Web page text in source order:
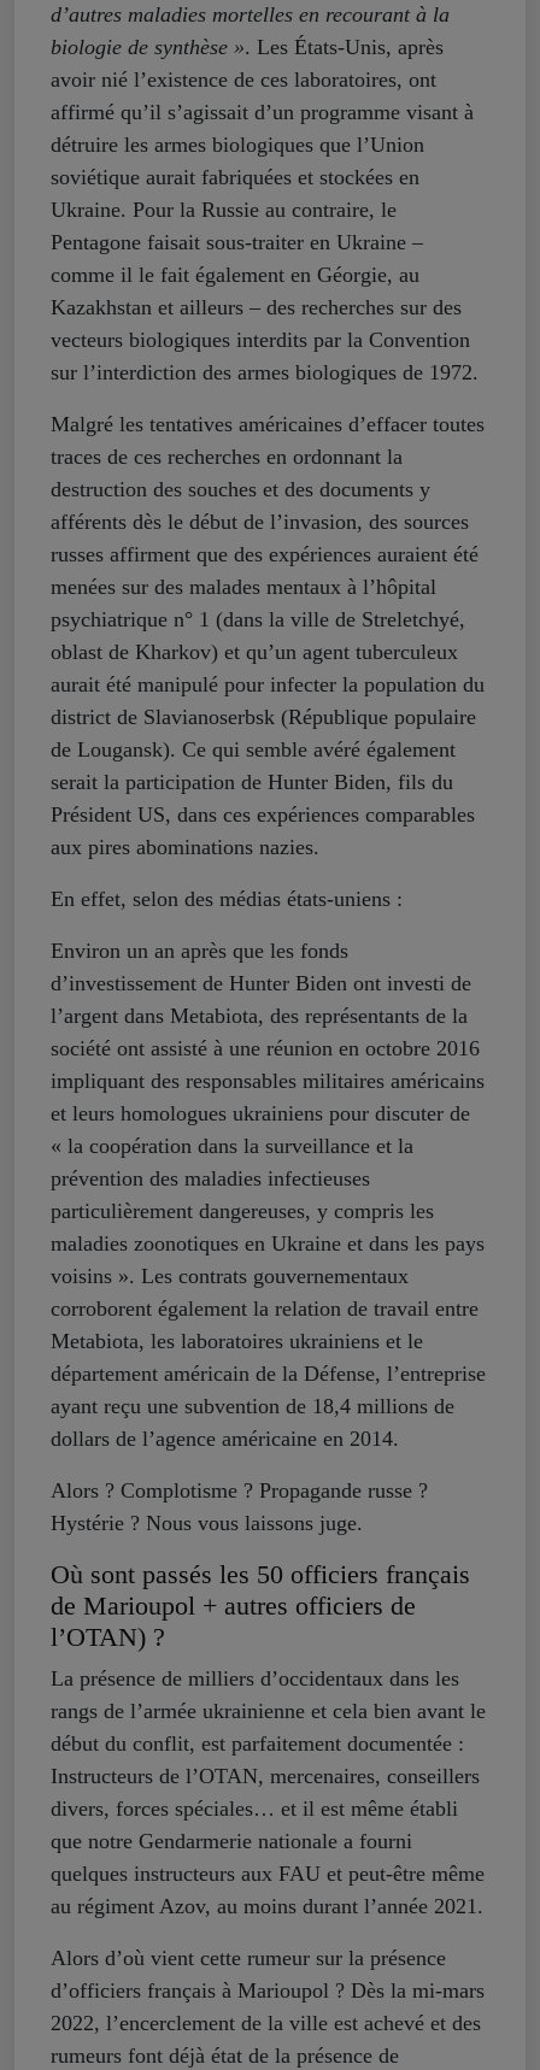
d’autres maladies mortelles en recourant à la
biologie de synthèse ». Les États-Unis, après
avoir nié l’existence de ces laboratoires, ont
affirmé qu’il s’agissait d’un programme visant à
détruire les armes biologiques que l’Union
soviétique aurait fabriquées et stockées en
Ukraine. Pour la Russie au contraire, le
Pentagone faisait sous-traiter en Ukraine –
comme il le fait également en Géorgie, au
Kazakhstan et ailleurs – des recherches sur des
vecteurs biologiques interdits par la Convention
sur l’interdiction des armes biologiques de 1972.
Malgré les tentatives américaines d’effacer toutes
traces de ces recherches en ordonnant la
destruction des souches et des documents y
afférents dès le début de l’invasion, des sources
russes affirment que des expériences auraient été
menées sur des malades mentaux à l’hôpital
psychiatrique n° 1 (dans la ville de Streletchyé,
oblast de Kharkov) et qu’un agent tuberculeux
aurait été manipulé pour infecter la population du
district de Slavianoserbsk (République populaire
de Lougansk). Ce qui semble avéré également
serait la participation de Hunter Biden, fils du
Président US, dans ces expériences comparables
aux pires abominations nazies.
En effet, selon des médias états-uniens :
Environ un an après que les fonds
d’investissement de Hunter Biden ont investi de
l’argent dans Metabiota, des représentants de la
société ont assisté à une réunion en octobre 2016
impliquant des responsables militaires américains
et leurs homologues ukrainiens pour discuter de
« la coopération dans la surveillance et la
prévention des maladies infectieuses
particulièrement dangereuses, y compris les
maladies zoonotiques en Ukraine et dans les pays
voisins ». Les contrats gouvernementaux
corroborent également la relation de travail entre
Metabiota, les laboratoires ukrainiens et le
département américain de la Défense, l’entreprise
ayant reçu une subvention de 18,4 millions de
dollars de l’agence américaine en 2014.
Alors ? Complotisme ? Propagande russe ?
Hystérie ? Nous vous laissons juge.
Où sont passés les 50 officiers français
de Marioupol + autres officiers de
l’OTAN) ?
La présence de milliers d’occidentaux dans les
rangs de l’armée ukrainienne et cela bien avant le
début du conflit, est parfaitement documentée :
Instructeurs de l’OTAN, mercenaires, conseillers
divers, forces spéciales… et il est même établi
que notre Gendarmerie nationale a fourni
quelques instructeurs aux FAU et peut-être même
au régiment Azov, au moins durant l’année 2021.
Alors d’où vient cette rumeur sur la présence
d’officiers français à Marioupol ? Dès la mi-mars
2022, l’encerclement de la ville est achevé et des
rumeurs font déjà état de la présence de